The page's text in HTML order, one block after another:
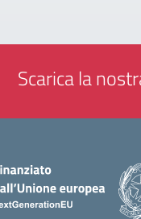
Scarica la